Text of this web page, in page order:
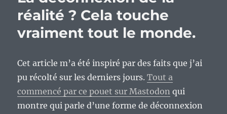
réalité ? Cela touche
vraiment tout le monde.
Cet article m’a été inspiré par des faits que j’ai
pu récolté sur les derniers jours.Tout a
commencé par ce pouet sur Mastodon qui
montre qui parle d’une forme de déconnexion